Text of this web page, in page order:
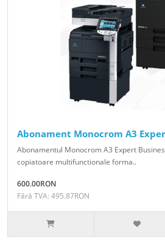
Abonament Monocrom A3
Abonamentul Monocrom A3 Expert
copiatoare multifunctionale forma..
600.00RON
Fără TVA: 495.87RON